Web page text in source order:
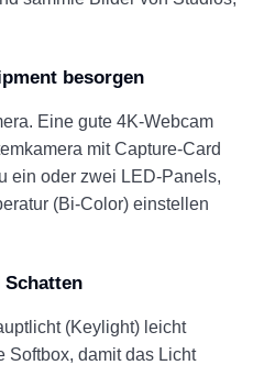
besorgen
Eine gute 4K-Webcam
mit Capture-Card
ein oder zwei LED-Panels,
(Bi-Color) einstellen
Schatten
(Keylight) leicht
Softbox, damit das Licht